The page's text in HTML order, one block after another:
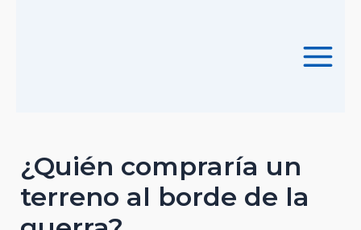
Main
¿Quién compraría un
terreno al borde de la